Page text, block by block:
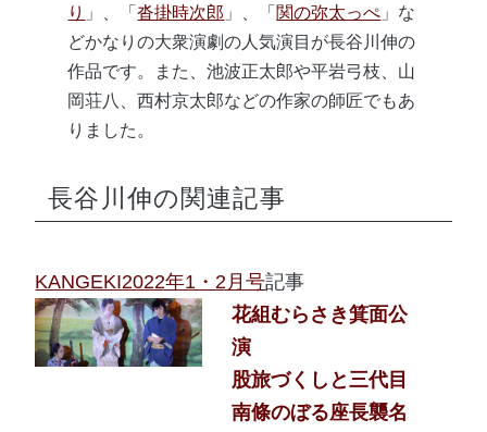
り 」、「沓掛時次郎 」、「関の弥太っぺ 」な
どかなりの大衆演劇の人気演目が長谷川伸の
作品です。また、池波正太郎や平岩弓枝、山
岡荘八、西村京太郎などの作家の師匠でもあ
りました。
長谷川伸の関連記事
KANGEKI2022年1・2月号記事
花組むらさき箕面公
演
股旅づくしと三代目
南條のぼる座長襲名